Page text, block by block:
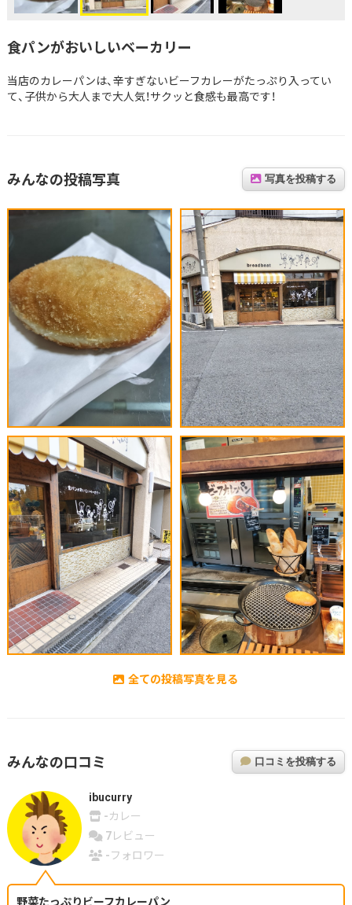
食パンがおいしいベーカリー
当店のカレーパンは、辛すぎないビーフカレーがたっぷり入ってい
て、子供から大人まで大人気！サクッと食感も最高です！
みんなの投稿写真 写真を投稿する
全ての投稿写真を見る
みんなの口コミ 口コミを投稿する
ibucurry
-カレー
7レビュー
-フォロワー
野菜たっぷりビーフカレーパン